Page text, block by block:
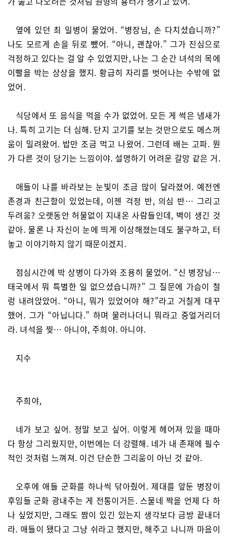
옆에 있던 최 일병이 물었어. “병장님, 손 다치셨습니까?”
나도 모르게 손을 뒤로 뺐어. “아니, 괜찮아.” 그가 진심으로
걱정하고 있다는 걸 알 수 있었지만, 나는 그 순간 녀석의 목에
이빨을 박는 상상을 했지. 황급히 자리를 벗어나는 수밖에 없
었어.
식당에서 또 음식을 먹을 수가 없었어. 모든 게 썩은 냄새가
나. 특히 고기는 더 심해. 단지 고기를 보는 것만으로도 메스꺼
움이 밀려왔어. 밥만 조금 먹고 나왔어. 그런데 배는 고파. 뭔
가 다른 것이 당기는 느낌이야. 설명하기 어려운 갈망 같은 거.
애들이 나를 바라보는 눈빛이 조금 많이 달라졌어. 예전엔
존경과 친근함이 있었는데, 이젠 걱정 반, 의심 반… 그리고
두려움? 오랫동안 허물없이 지내온 사람들인데, 벽이 생긴 것
같아. 물론 나 자신이 눈에 띄게 이상해졌는데도 불구하고, 터
놓고 이야기하지 않기 때문이겠지.
점심시간에 박 상병이 다가와 조용히 물었어. “신 병장님…
태국에서 뭐 특별한 일 없으셨습니까?” 그 질문에 가슴이 철
렁 내려앉았어. “아니, 뭐가 있었어야 해?”라고 거칠게 대꾸
했어. 그가 “아닙니다.” 하며 물러나더니 뭐라고 중얼거리더
라. 녀석을 찢… 아니야, 주희야. 아니야.
지수
주희야,
네가 보고 싶어. 정말 보고 싶어. 이렇게 헤어져 있을 때마
다 항상 그리웠지만, 이번에는 더 강렬해. 네가 내 존재에 필수
적인 것처럼 느껴져. 이건 단순한 그리움이 아닌 것 같아.
오후에 애들 군화를 하나씩 닦아줬어. 제대를 앞둔 병장이
후임들 군화 광내주는 게 전통이거든. 스물네 짝을 언제 다 하
나 싶었지만, 그래도 짬이 있긴 있는지 생각보다 금방 끝내더
라. 애들이 됐다고 그냥 쉬라고 했지만, 해주고 나니까 마음이